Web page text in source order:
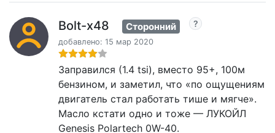
Bolt-x48 Сторонний
добавлено: 15 мар 2020
Заправился (1.4 tsi), вместо 95+, 100м
бензином, и заметил, что «по ощущениям
двигатель стал работать тише и мягче».
Масло кстати одно и тоже — ЛУКОЙЛ
Genesis Polartech 0W-40.